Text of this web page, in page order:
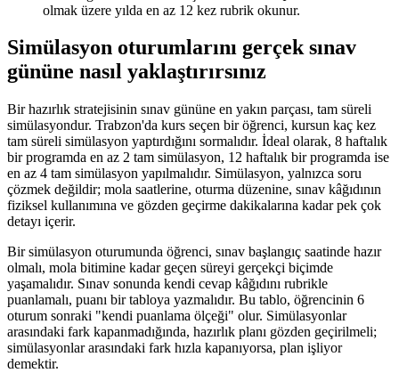
olmak üzere yılda en az 12 kez rubrik okunur.
Simülasyon oturumlarını gerçek sınav
gününe nasıl yaklaştırırsınız
Bir hazırlık stratejisinin sınav gününe en yakın parçası, tam süreli
simülasyondur. Trabzon'da kurs seçen bir öğrenci, kursun kaç kez
tam süreli simülasyon yaptırdığını sormalıdır. İdeal olarak, 8 haftalık
bir programda en az 2 tam simülasyon, 12 haftalık bir programda ise
en az 4 tam simülasyon yapılmalıdır. Simülasyon, yalnızca soru
çözmek değildir; mola saatlerine, oturma düzenine, sınav kâğıdının
fiziksel kullanımına ve gözden geçirme dakikalarına kadar pek çok
detayı içerir.
Bir simülasyon oturumunda öğrenci, sınav başlangıç saatinde hazır
olmalı, mola bitimine kadar geçen süreyi gerçekçi biçimde
yaşamalıdır. Sınav sonunda kendi cevap kâğıdını rubrikle
puanlamalı, puanı bir tabloya yazmalıdır. Bu tablo, öğrencinin 6
oturum sonraki "kendi puanlama ölçeği" olur. Simülasyonlar
arasındaki fark kapanmadığında, hazırlık planı gözden geçirilmeli;
simülasyonlar arasındaki fark hızla kapanıyorsa, plan işliyor
demektir.